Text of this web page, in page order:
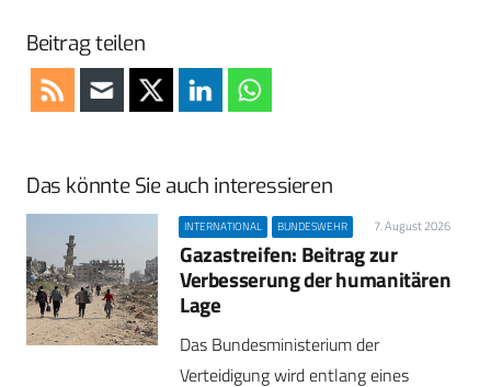
Beitrag teilen
Das könnte Sie auch interessieren
INTERNATIONAL BUNDESWEHR 7. August 2026
Gazastreifen: Beitrag zur
Verbesserung der humanitären
Lage
Das Bundesministerium der
Verteidigung wird entlang eines